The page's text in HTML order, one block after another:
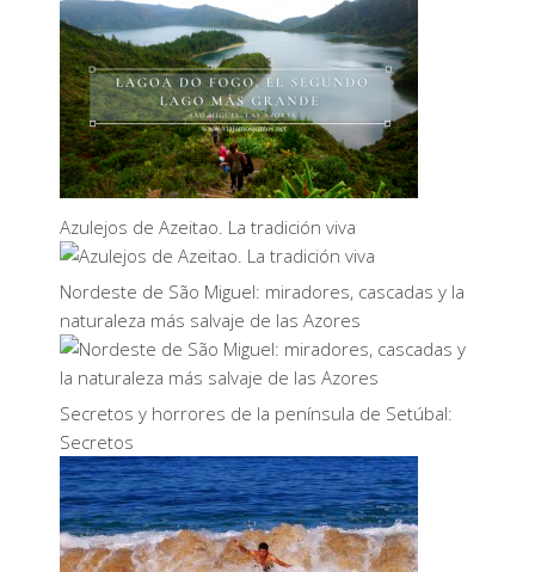
Azulejos de Azeitao. La tradición viva
Nordeste de São Miguel: miradores, cascadas y la
naturaleza más salvaje de las Azores
Secretos y horrores de la península de Setúbal:
Secretos